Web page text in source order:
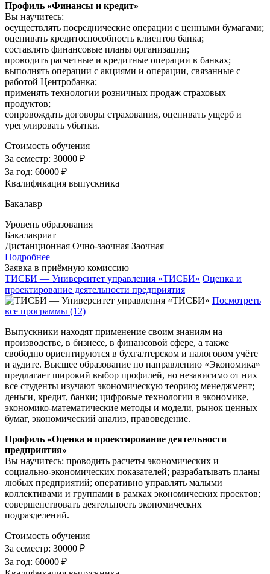
Профиль «Финансы и кредит»
Вы научитесь:
осуществлять посреднические операции с ценными бумагами;
оценивать кредитоспособность клиентов банка;
составлять финансовые планы организации;
проводить расчетные и кредитные операции в банках;
выполнять операции с акциями и операции, связанные с
работой Центробанка;
применять технологии розничных продаж страховых
продуктов;
сопровождать договоры страхования, оценивать ущерб и
урегулировать убытки.
Стоимость обучения
За семестр: 30000 ₽
За год: 60000 ₽
Квалификация выпускника
Бакалавр
Уровень образования
Бакалавриат
Дистанционная Очно-заочная Заочная
Подробнее
Заявка в приёмную комиссию
ТИСБИ — Университет управления «ТИСБИ» Оценка и
проектирование деятельности предприятия
Посмотреть
все программы (12)
Выпускники находят применение своим знаниям на
производстве, в бизнесе, в финансовой сфере, а также
свободно ориентируются в бухгалтерском и налоговом учёте
и аудите. Высшее образование по направлению «Экономика»
предлагает широкий выбор профилей, но независимо от них
все студенты изучают экономическую теорию; менеджмент;
деньги, кредит, банки; цифровые технологии в экономике,
экономико-математические методы и модели, рынок ценных
бумаг, экономический анализ, правоведение.
Профиль «Оценка и проектирование деятельности
предприятия»
Вы научитесь: проводить расчеты экономических и
социально-экономических показателей; разрабатывать планы
любых предприятий; оперативно управлять малыми
коллективами и группами в рамках экономических проектов;
совершенствовать деятельность экономических
подразделений.
Стоимость обучения
За семестр: 30000 ₽
За год: 60000 ₽